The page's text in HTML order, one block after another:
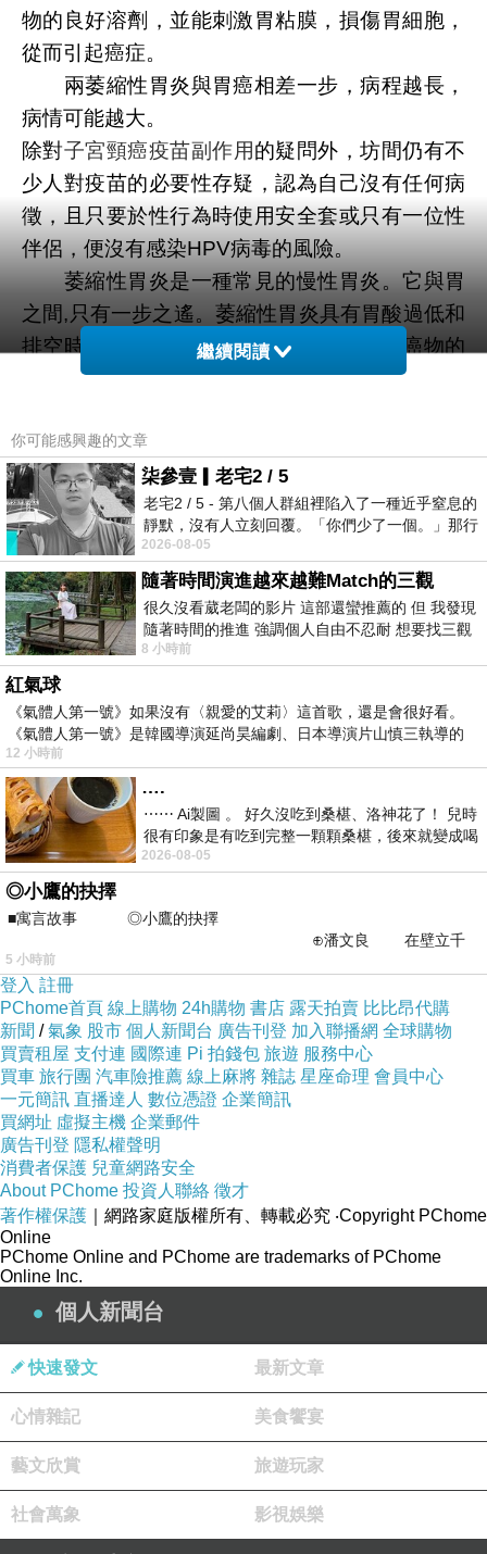
物的良好溶劑，並能刺激胃粘膜，損傷胃細胞，
從而引起癌症。
兩萎縮性胃炎與胃癌相差一步，病程越長，
病情可能越大。
除對子宮頸癌疫苗副作用的疑問外，坊間仍有不
少人對疫苗的必要性存疑，認為自己沒有任何病
徵，且只要於性行為時使用安全套或只有一位性
伴侶，便沒有感染HPV病毒的風險。
萎縮性胃炎是一種常見的慢性胃炎。它與胃
之間,只有一步之遙。萎縮性胃炎具有胃酸過低和
排空時間延長兩個特點。兩者都能提高致癌物的
致癌性。臨床觀察顯示，萎縮性胃炎10~20年胃
三個經常吃燒烤和醃制的食物,胃不請自來
的。
經常吃鹹、熏、燒烤的食物，會攝入大量的
亞硝胺。這是一種重要的致癌物質。它們進入人
體，會反複刺激胃黏膜，導致胃癌的出現。
四個胃癌可以遺傳。反應,胃癌,跨度也可能
受到影響。
臨床觀察表明胃癌是一種具有明顯家族遺傳
傾向的疾病。這與家庭生活習慣相似，飲食習
慣、工作習慣和休息習慣有著密切的關系。此
外，這也與中國人的飲食密切相關。
5做了胃部手術,五年後胃部的癌症風險。
如果胃部分切除，患者的胃泌素分泌會減
少，胃持續低酸，胃細菌會過度生長，容易導致
胃粘膜損傷。因此，那些曾經接受過胃切除術的
人，應該在手術後第五年，每年進行胃鏡檢查。
胃部息肉，直徑超過7厘米的人，要小心。
如果胃息肉及息肉直徑大於2厘米,要做手
術。據臨床統計，胃息肉演變為胃癌的可能性高
達7%。
應該說，如果避免和治療上述六種情況，胃
癌就會在一定程度上遠離我們。
相關文章:
登革熱疫情
肝癌發生率占國人癌症發生人數排名第三
健康保險局和腎髒醫學協會
慢性腎髒疾病
結腸癌患者體內維生素D水平低
繼續閱讀
你可能感興趣的文章
柒參壹▎老宅2 / 5
老宅2 / 5 - 第八個人群組裡陷入了一種近乎窒息的
靜默，沒有人立刻回覆。「你們少了一個。」那行
字像一顆冰冷的鐵釘，硬生生刺進螢
2026-08-05
隨著時間演進越來越難Match的三觀
很久沒看葳老闆的影片 這部還蠻推薦的 但 我發現
隨著時間的推進 強調個人自由不忍耐 想要找三觀
接近的不要說對象 連朋友都超
8 小時前
紅氣球
《氣體人第一號》如果沒有〈親愛的艾莉〉這首歌，還是會很好看。
《氣體人第一號》是韓國導演延尚昊編劇、日本導演片山慎三執導的
12 小時前
….
⋯⋯ Ai製圖 。 好久沒吃到桑椹、洛神花了！ 兒時
很有印象是有吃到完整一顆顆桑椹，後來就變成喝
桑椹汁。 現在是連喝都沒喝
2026-08-05
◎小鷹的抉擇
■寓言故事 ◎小鷹的抉擇
⊕潘文良 在壁立千
仞的懸崖上，有一座遮天蔽
5 小時前
登入 註冊
PChome首頁 線上購物 24h購物 書店 露天拍賣 比比昂代購
新聞 /氣象 股市 個人新聞台 廣告刊登 加入聯播網 全球購物
買賣租屋 支付連 國際連 Pi 拍錢包 旅遊 服務中心
買車 旅行團 汽車險推薦 線上麻將 雜誌 星座命理 會員中心
一元簡訊 直播達人 數位憑證 企業簡訊
買網址 虛擬主機 企業郵件
廣告刊登 隱私權聲明
消費者保護 兒童網路安全
About PChome 投資人聯絡 徵才
著作權保護 ｜網路家庭版權所有、轉載必究 ‧Copyright PChome
Online
PChome Online and PChome are trademarks of PChome
Online Inc.
個人新聞台
快速發文 最新文章
心情雜記 美食饗宴
藝文欣賞 旅遊玩家
社會萬象 影視娛樂